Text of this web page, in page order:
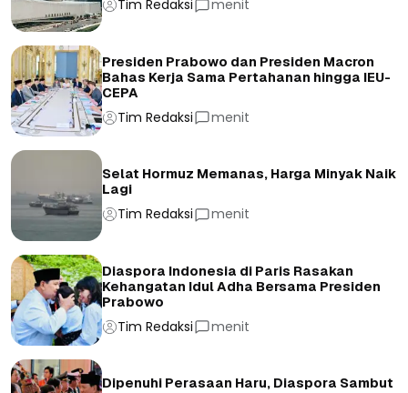
Tim Redaksi menit
Presiden Prabowo dan Presiden Macron
Bahas Kerja Sama Pertahanan hingga IEU-
CEPA
Tim Redaksi menit
Selat Hormuz Memanas, Harga Minyak Naik
Lagi
Tim Redaksi menit
Diaspora Indonesia di Paris Rasakan
Kehangatan Idul Adha Bersama Presiden
Prabowo
Tim Redaksi menit
Dipenuhi Perasaan Haru, Diaspora Sambut